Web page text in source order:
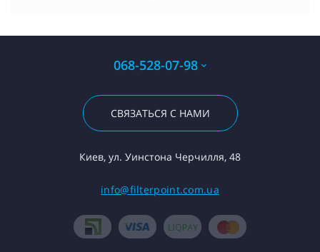
068-528-07-98
СВЯЗАТЬСЯ С НАМИ
Киев, ул. Уинстона Черчилля, 48
info@filterpoint.com.ua